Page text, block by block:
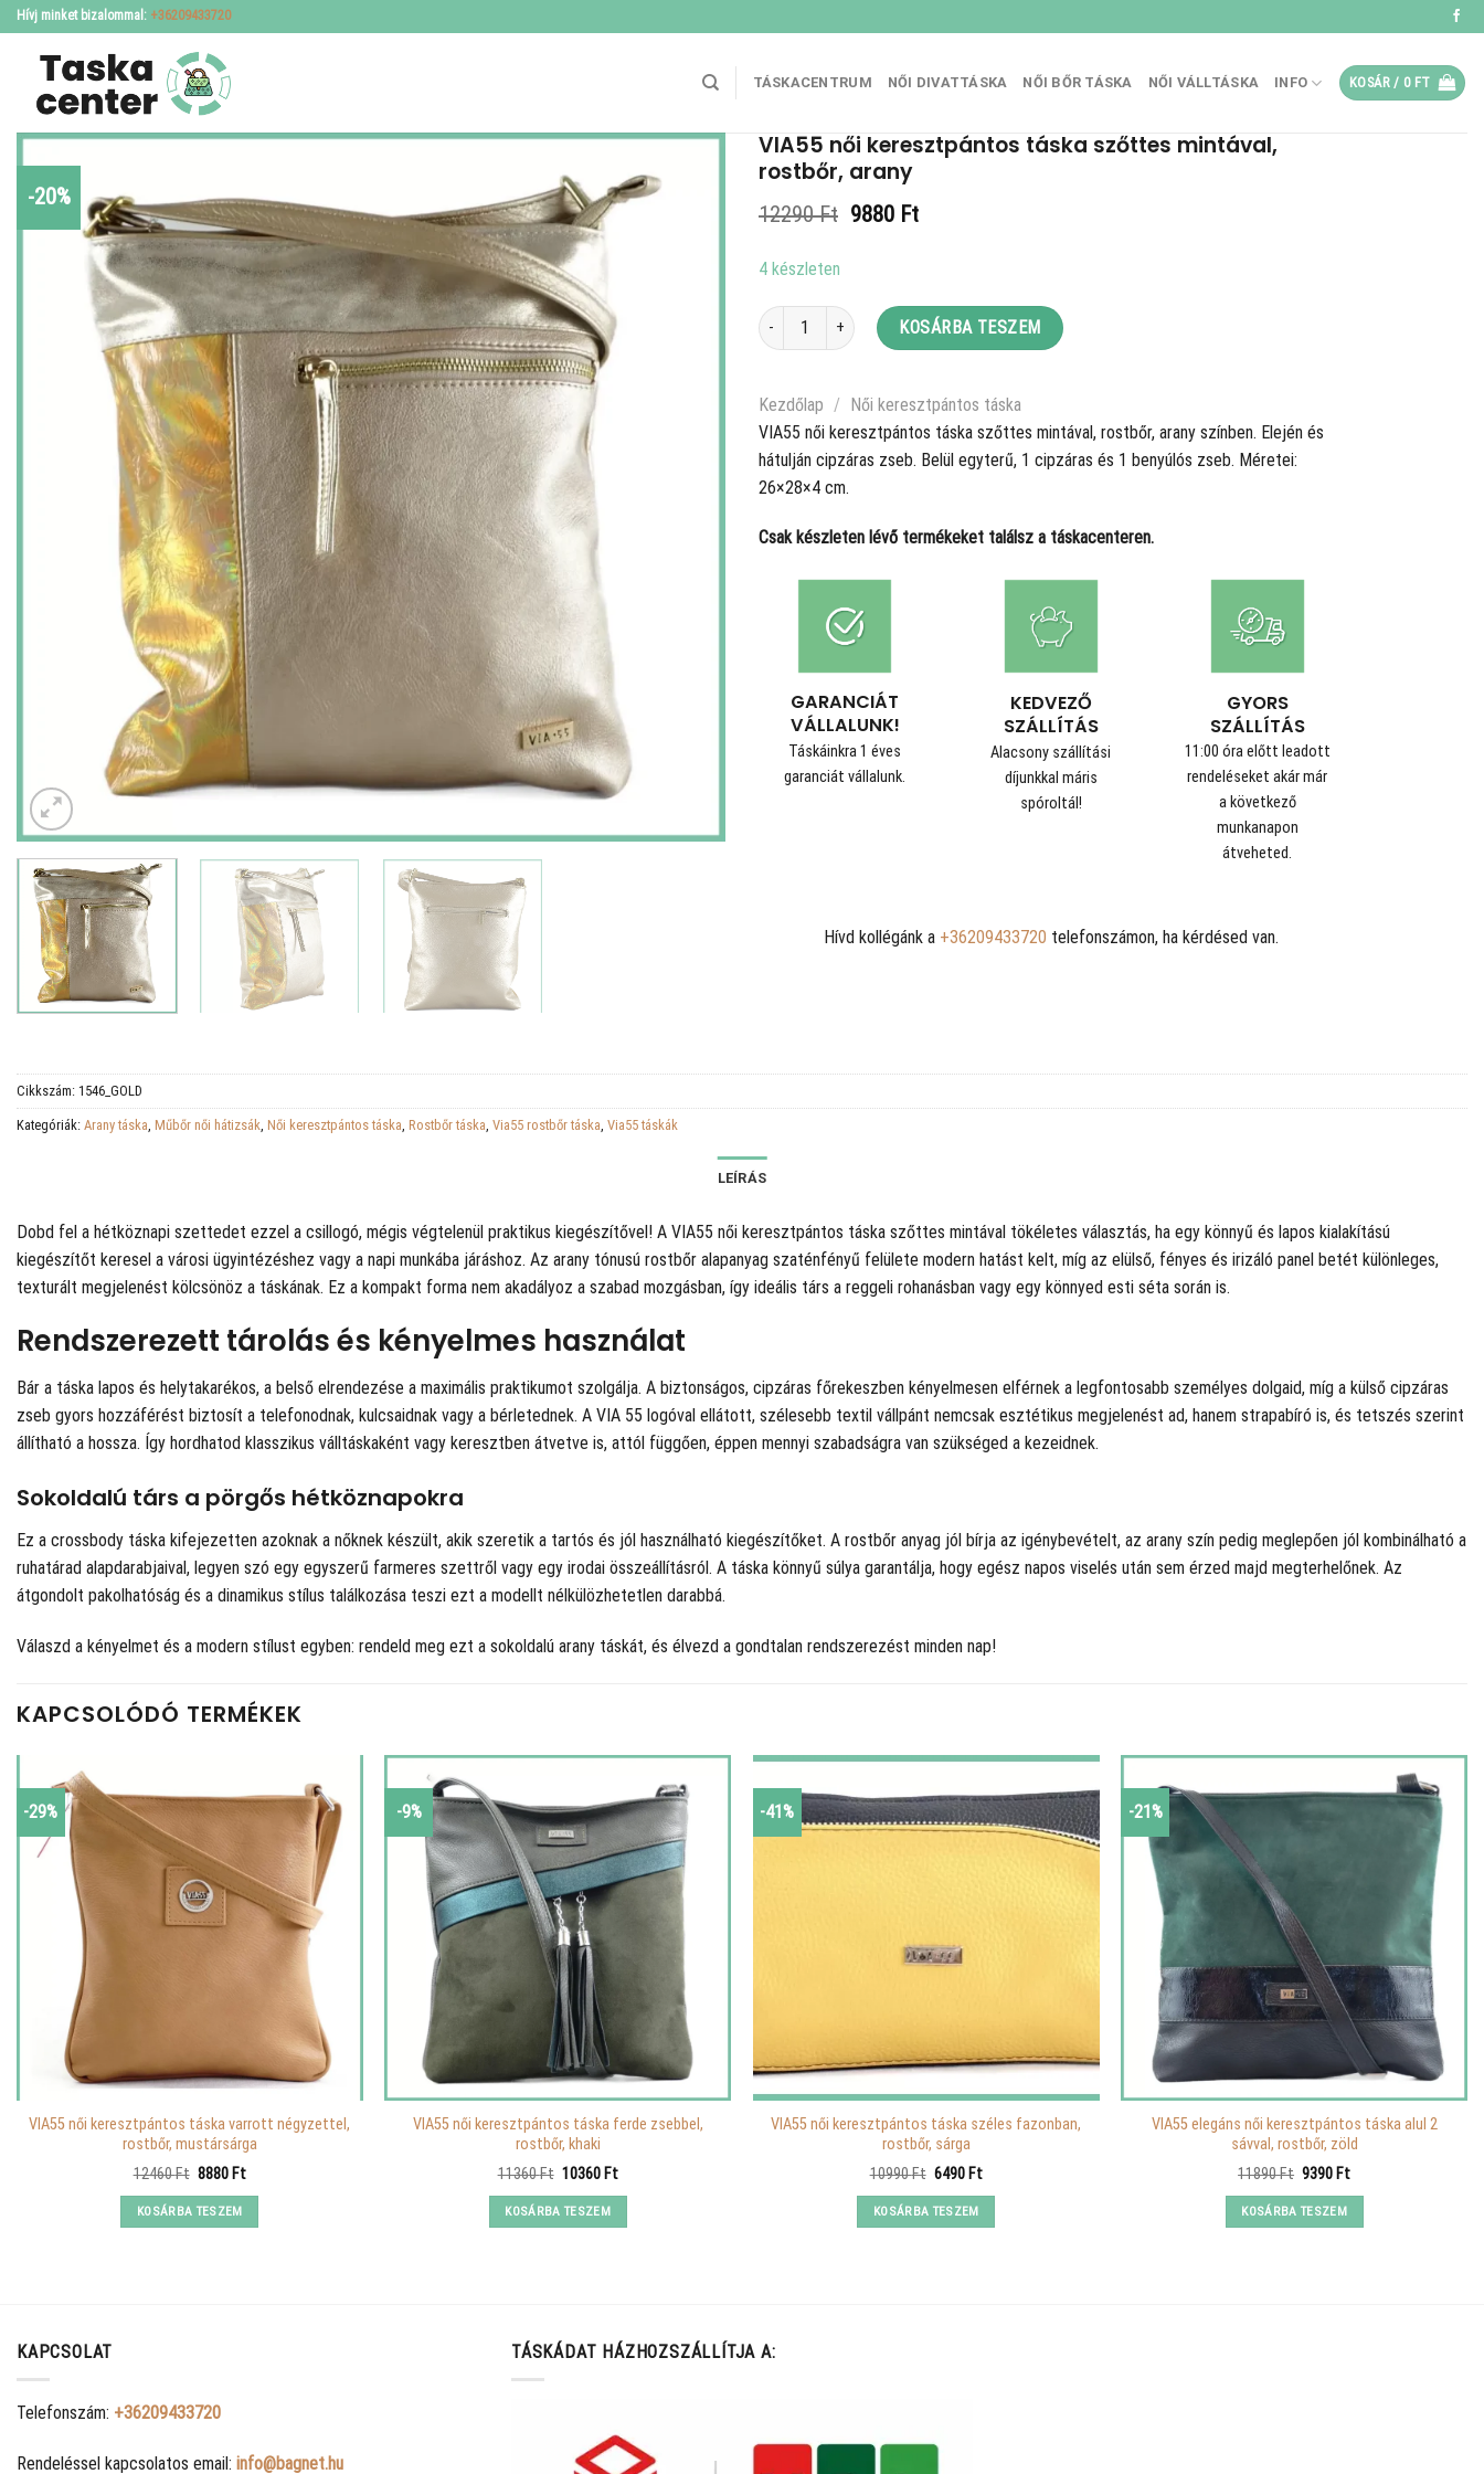
Skip
to
content
Hívj minket bizalommal: +36209433720
TÁSKACENTRUM NŐI DIVATTÁSKA NŐI BŐR TÁSKA NŐI VÁLLTÁSKA INFO KOSÁR / 0 FT
-20%
VIA55 női keresztpántos táska szőttes mintával,
rostbőr, arany
12290Ft Original
9880 FtCurrent
4 készleten
VIA55 női keresztpántos táska szőttes mintával, rostbőr, arany mennyiség
KOSÁRBA TESZEM
Kezdőlap / Női keresztpántos táska
VIA55 női keresztpántos táska szőttes mintával, rostbőr, arany színben. Elején és
hátulján cipzáras zseb. Belül egyterű, 1 cipzáras és 1 benyúlós zseb. Méretei:
26×28×4 cm.
Csak készleten lévő termékeket találsz a táskacenteren.
GARANCIÁT
VÁLLALUNK!
Táskáinkra 1 éves
garanciát vállalunk.
KEDVEZŐ
SZÁLLÍTÁS
Alacsony szállítási
díjunkkal máris
spóroltál!
GYORS
SZÁLLÍTÁS
11:00 óra előtt leadott
rendeléseket akár már
a következő
munkanapon
átveheted.
Hívd kollégánk a +36209433720 telefonszámon, ha kérdésed van.
Cikkszám: 1546_GOLD
Kategóriák: Arany táska Műbőr női hátizsák Női keresztpántos táska Rostbőr táska Via55 rostbőr táska Via55 táskák
LEÍRÁS
Dobd fel a hétköznapi szettedet ezzel a csillogó, mégis végtelenül praktikus kiegészítővel! A VIA55 női keresztpántos táska szőttes mintával tökéletes választás, ha egy könnyű és lapos kialakítású
kiegészítőt keresel a városi ügyintézéshez vagy a napi munkába járáshoz. Az arany tónusú rostbőr alapanyag szaténfényű felülete modern hatást kelt, míg az elülső, fényes és irizáló panel betét különleges,
texturált megjelenést kölcsönöz a táskának. Ez a kompakt forma nem akadályoz a szabad mozgásban, így ideális társ a reggeli rohanásban vagy egy könnyed esti séta során is.
Rendszerezett tárolás és kényelmes használat
Bár a táska lapos és helytakarékos, a belső elrendezése a maximális praktikumot szolgálja. A biztonságos, cipzáras főrekeszben kényelmesen elférnek a legfontosabb személyes dolgaid, míg a külső cipzáras
zseb gyors hozzáférést biztosít a telefonodnak, kulcsaidnak vagy a bérletednek. A VIA 55 logóval ellátott, szélesebb textil vállpánt nemcsak esztétikus megjelenést ad, hanem strapabíró is, és tetszés szerint
állítható a hossza. Így hordhatod klasszikus válltáskaként vagy keresztben átvetve is, attól függően, éppen mennyi szabadságra van szükséged a kezeidnek.
Sokoldalú társ a pörgős hétköznapokra
Ez a crossbody táska kifejezetten azoknak a nőknek készült, akik szeretik a tartós és jól használható kiegészítőket. A rostbőr anyag jól bírja az igénybevételt, az arany szín pedig meglepően jól kombinálható a
ruhatárad alapdarabjaival, legyen szó egy egyszerű farmeres szettről vagy egy irodai összeállításról. A táska könnyű súlya garantálja, hogy egész napos viselés után sem érzed majd megterhelőnek. Az
átgondolt pakolhatóság és a dinamikus stílus találkozása teszi ezt a modellt nélkülözhetetlen darabbá.
Válaszd a kényelmet és a modern stílust egyben: rendeld meg ezt a sokoldalú arany táskát, és élvezd a gondtalan rendszerezést minden nap!
KAPCSOLÓDÓ TERMÉKEK
-29%
VIA55 női keresztpántos táska varrott négyzettel,
rostbőr, mustársárga
12460Ft Original
was:
12460 Ft.
8880 FtCurrent
KOSÁRBA TESZEM
-9%
VIA55 női keresztpántos táska ferde zsebbel,
rostbőr, khaki
11360Ft Original
was:
11360 Ft.
10360 FtCurrent
KOSÁRBA TESZEM
-41%
VIA55 női keresztpántos táska széles fazonban,
rostbőr, sárga
10990Ft Original
was:
10990 Ft.
6490 FtCurrent
KOSÁRBA TESZEM
-21%
VIA55 elegáns női keresztpántos táska alul 2
sávval, rostbőr, zöld
11890Ft Original
was:
11890 Ft.
9390 FtCurrent
KOSÁRBA TESZEM
KAPCSOLAT
Telefonszám: +36209433720
Rendeléssel kapcsolatos email: info@bagnet.hu
TÁSKÁDAT HÁZHOZSZÁLLÍTJA A: